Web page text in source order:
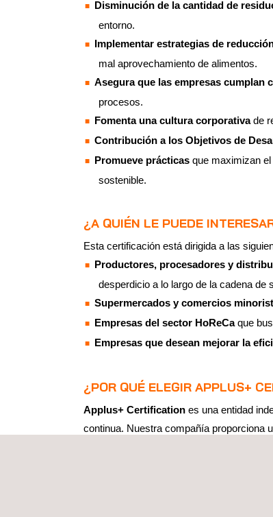
Disminución de la cantidad de
entorno.
Implementar estrategias de
mal aprovechamiento de alimentos.
Asegura que las empresas cumplan
procesos.
Fomenta una cultura corporativade
Contribución a los Objetivos de
Promueve prácticas que maximizan
sostenible.
¿A QUIÉN LE PUEDE
Esta certificación está dirigida a las
Productores, procesadores y
desperdicio a lo largo de la cadena de
Supermercados y comercios
Empresas del sector HoReCaque
Empresas que desean mejorar la
¿POR QUÉ ELEGIR APPLUS+
Applus+ Certification es una entidad
continua. Nuestra compañía proporciona